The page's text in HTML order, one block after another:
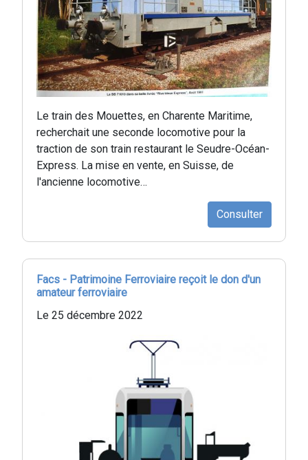
Le train des Mouettes, en Charente Maritime,
recherchait une seconde locomotive pour la
traction de son train restaurant le Seudre-Océan-
Express. La mise en vente, en Suisse, de
l'ancienne locomotive…
Consulter
Facs - Patrimoine Ferroviaire reçoit le don d'un
amateur ferroviaire
Le 25 décembre 2022